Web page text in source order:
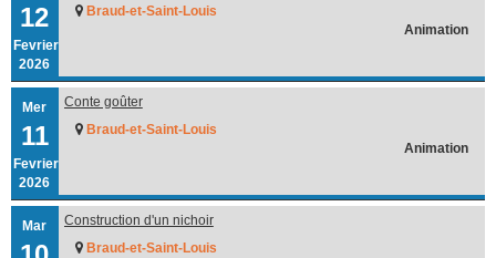
12
Fevrier
2026
Braud-et-Saint-Louis
Animation
Mer
11
Fevrier
2026
Conte goûter
Braud-et-Saint-Louis
Animation
Mar
Construction d'un nichoir
Braud-et-Saint-Louis